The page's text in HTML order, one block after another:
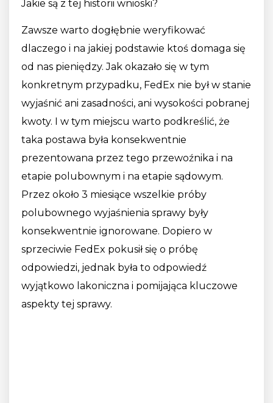
Jakie są z tej historii wnioski?
Zawsze warto dogłębnie weryfikować
dlaczego i na jakiej podstawie ktoś domaga się
od nas pieniędzy. Jak okazało się w tym
konkretnym przypadku, FedEx nie był w stanie
wyjaśnić ani zasadności, ani wysokości pobranej
kwoty. I w tym miejscu warto podkreślić, że
taka postawa była konsekwentnie
prezentowana przez tego przewoźnika i na
etapie polubownym i na etapie sądowym.
Przez około 3 miesiące wszelkie próby
polubownego wyjaśnienia sprawy były
konsekwentnie ignorowane. Dopiero w
sprzeciwie FedEx pokusił się o próbę
odpowiedzi, jednak była to odpowiedź
wyjątkowo lakoniczna i pomijająca kluczowe
aspekty tej sprawy.